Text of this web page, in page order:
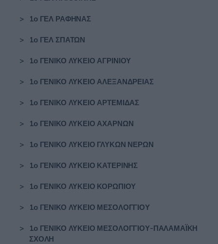
> 1ο ΓΕΛ ΡΑΦΗΝΑΣ
> 1ο ΓΕΛ ΣΠΑΤΩΝ
> 1ο ΓΕΝΙΚΟ ΛΥΚΕΙΟ ΑΓΡΙΝΙΟΥ
> 1ο ΓΕΝΙΚΟ ΛΥΚΕΙΟ ΑΛΕΞΑΝΔΡΕΙΑΣ
> 1ο ΓΕΝΙΚΟ ΛΥΚΕΙΟ ΑΡΤΕΜΙΔΑΣ
> 1ο ΓΕΝΙΚΟ ΛΥΚΕΙΟ ΑΧΑΡΝΩΝ
> 1ο ΓΕΝΙΚΟ ΛΥΚΕΙΟ ΓΛΥΚΩΝ ΝΕΡΩΝ
> 1ο ΓΕΝΙΚΟ ΛΥΚΕΙΟ ΚΑΤΕΡΙΝΗΣ
> 1ο ΓΕΝΙΚΟ ΛΥΚΕΙΟ ΚΟΡΩΠΙΟΥ
> 1ο ΓΕΝΙΚΟ ΛΥΚΕΙΟ ΜΕΣΟΛΟΓΓΙΟΥ
>
1ο ΓΕΝΙΚΟ ΛΥΚΕΙΟ ΜΕΣΟΛΟΓΓΙΟΥ-ΠΑΛΑΜΑΪΚΗ
ΣΧΟΛΗ